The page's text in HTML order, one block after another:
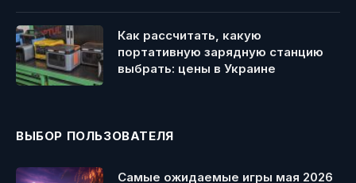
Как рассчитать, какую
портативную зарядную станцию
выбрать: цены в Украине
ВЫБОР ПОЛЬЗОВАТЕЛЯ
Самые ожидаемые игры мая 2026